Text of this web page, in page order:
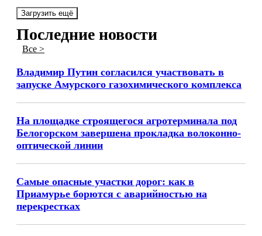
Загрузить ещё
Последние новости
Все >
Владимир Путин согласился участвовать в
запуске Амурского газохимического комплекса
На площадке строящегося агротерминала под
Белогорском завершена прокладка волоконно-
оптической линии
Самые опасные участки дорог: как в
Приамурье борются с аварийностью на
перекрестках